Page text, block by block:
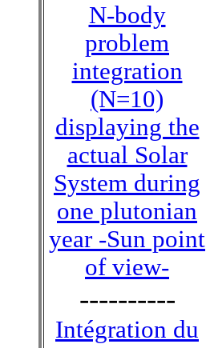
N-body
problem
integration
(N=10)
displaying the
actual Solar
System during
one plutonian
year -Sun point
of view-
----------
Intégration du